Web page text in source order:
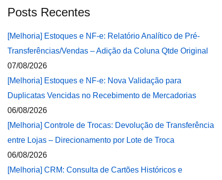
Posts Recentes
[Melhoria] Estoques e NF-e: Relatório Analítico de Pré-
Transferências/Vendas – Adição da Coluna Qtde Original
07/08/2026
[Melhoria] Estoques e NF-e: Nova Validação para
Duplicatas Vencidas no Recebimento de Mercadorias
06/08/2026
[Melhoria] Controle de Trocas: Devolução de Transferência
entre Lojas – Direcionamento por Lote de Troca
06/08/2026
[Melhoria] CRM: Consulta de Cartões Históricos e